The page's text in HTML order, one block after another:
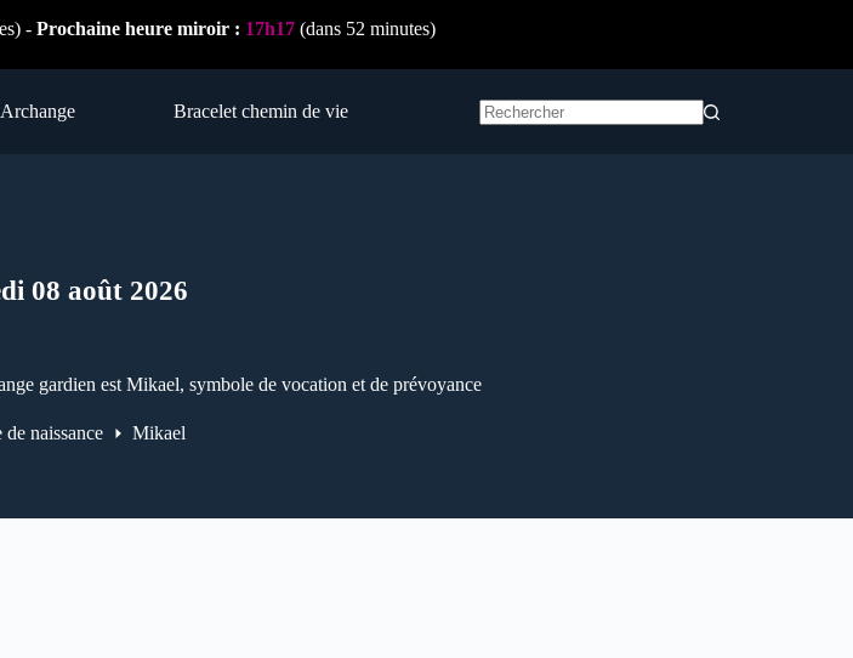
- Prochaine heure miroir : 17h17 (dans 52 minutes)
Archange
Bracelet chemin de vie
08 août 2026
gardien est Mikael, symbole de vocation et de prévoyance
naissance Mikael